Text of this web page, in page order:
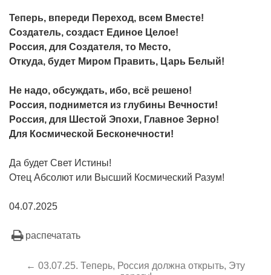
Теперь, впереди Переход, всем Вместе!
Создатель, создаст Единое Целое!
Россия, для Создателя, то Место,
Откуда, будет Миром Править, Царь Белый!
Не надо, обсуждать, ибо, всё решено!
Россия, поднимется из глубины Вечности!
Россия, для Шестой Эпохи, Главное Зерно!
Для Космической Бесконечности!
Да будет Свет Истины!
Отец Абсолют или Высший Космический Разум!
04.07.2025
распечатать
← 03.07.25. Теперь, Россия должна открыть, Эту